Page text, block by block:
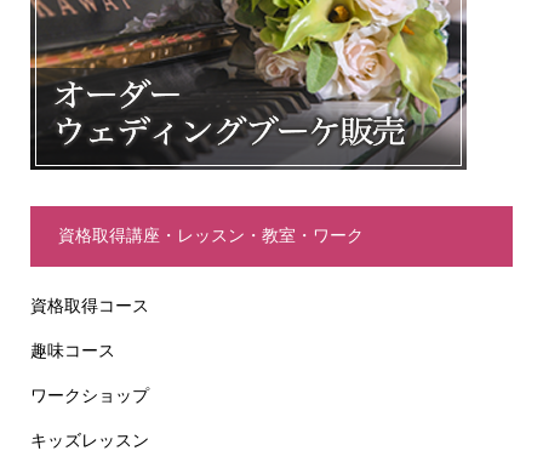
資格取得講座・レッスン・教室・ワーク
資格取得コース
趣味コース
ワークショップ
キッズレッスン